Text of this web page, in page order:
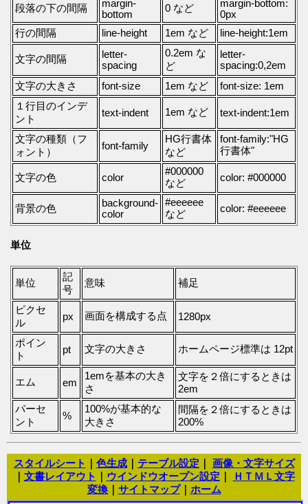
段落の下の間隔
margin-
bottom
0 など
margin-bottom:
0px
行の間隔
line-height 1em など line-height:1em
文字の間隔
letter-
spacing
0.2em な
ど
letter-
spacing:0,2em
文字の大きさ
font-size 1em など
font-size: 1em
１行目のインデ
ント
text-indent 1em など text-indent:1em
文字の種類（フ
ォント）
font-family
HG行書体
など
font-family:"HG
行書体"
文字の色 color
#000000
など
color: #000000
背景の色
background-
color
#eeeeee
など
color: #eeeeee
単位
単位
記
号
意味 補足
ピクセ
ル
px 画面を構成する点 1280px
ポイン
ト
pt 文字の大きさ ホームページ標準は 12pt
エム em
1emを基本の大き
さ
文字を２倍にするときは
2em
パーセ
ント
%
100%が基本的な
大きさ
間隔を２倍にするときは
200%
スタイルシート 色生成｜ テーブル設定
画像・文字サイズ
文書レイアウト ウインドウオープン設定
ＨＴＭＬ文字
変換｜ サイトマップ｜ ホーム